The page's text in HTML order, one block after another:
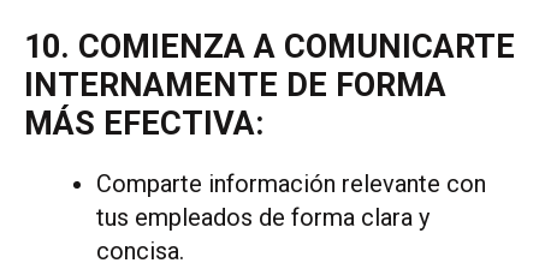
10. COMIENZA A COMUNICARTE
INTERNAMENTE DE FORMA
MÁS EFECTIVA:
Comparte información relevante con
tus empleados de forma clara y
concisa.